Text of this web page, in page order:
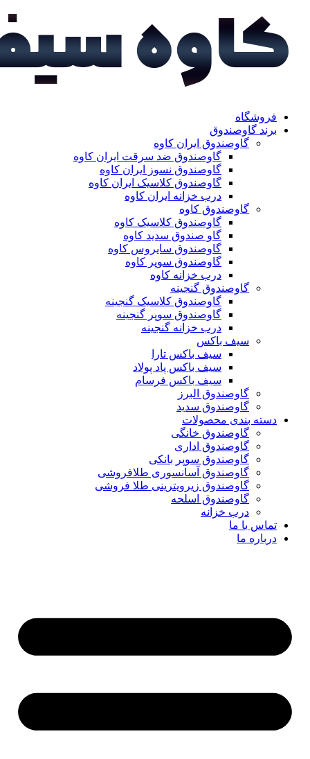
فروشگاه
برند گاوصندوق
گاوصندوق ایران کاوه
گاوصندوق ضد سرقت ایران کاوه
گاوصندوق نسوز ایران کاوه
گاوصندوق کلاسیک ایران کاوه
درب خزانه ایران کاوه
گاوصندوق کاوه
گاوصندوق کلاسیک کاوه
گاو صندوق سدید کاوه
گاوصندوق سایروس کاوه
گاوصندوق سوپر کاوه
درب خزانه کاوه
گاوصندوق گنجینه
گاوصندوق کلاسیک گنجینه
گاوصندوق سوپر گنجینه
درب خزانه گنجینه
سیف باکس
سیف باکس تارا
سیف باکس پاد پولاد
سیف باکس فرسام
گاوصندوق البرز
گاوصندوق سدید
دسته بندی محصولات
گاوصندوق خانگی
گاوصندوق اداری
گاوصندوق سوپر بانکی
گاوصندوق آسانسوری طلافروشی
گاوصندوق زیرویترینی طلا فروشی
گاوصندوق اسلحه
درب خزانه
تماس با ما
درباره ما